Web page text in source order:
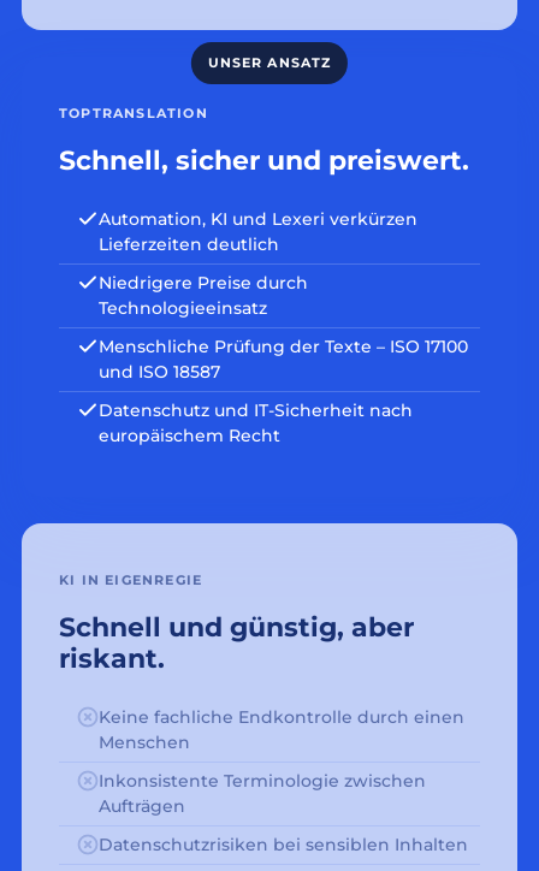
TOPTRANSLATION
Schnell, sicher und preiswert.
Automation, KI und Lexeri verkürzen
Lieferzeiten deutlich
Niedrigere Preise durch
Technologieeinsatz
Menschliche Prüfung der Texte – ISO 17100
und ISO 18587
Datenschutz und IT-Sicherheit nach
europäischem Recht
KI IN EIGENREGIE
Schnell und günstig, aber
riskant.
Keine fachliche Endkontrolle durch einen
Menschen
Inkonsistente Terminologie zwischen
Aufträgen
Datenschutzrisiken bei sensiblen Inhalten